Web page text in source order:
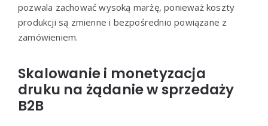
pozwala zachować wysoką marżę, ponieważ koszty
produkcji są zmienne i bezpośrednio powiązane z
zamówieniem.
Skalowanie i monetyzacja
druku na żądanie w sprzedaży
B2B